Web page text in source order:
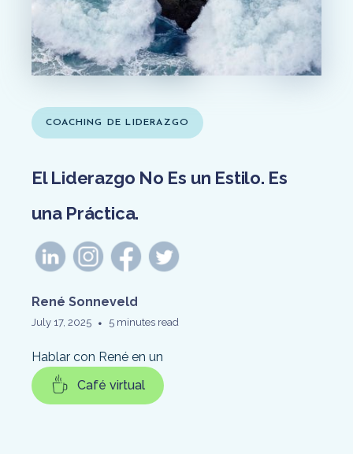
COACHING DE LIDERAZGO
El Liderazgo No Es un Estilo. Es
una Práctica.
July 17, 2025 • 5 minutes read
René Sonneveld
Hablar con René en un
Café virtual